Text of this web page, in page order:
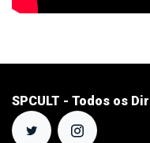
SPCULT - Todos os